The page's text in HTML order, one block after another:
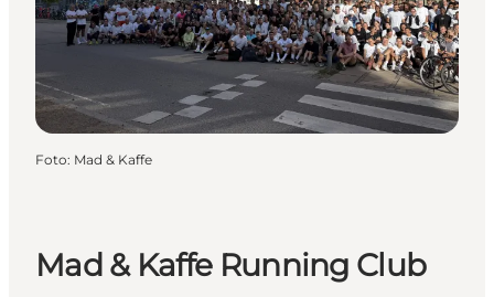
Foto: Mad & Kaffe
Mad & Kaffe Running Club